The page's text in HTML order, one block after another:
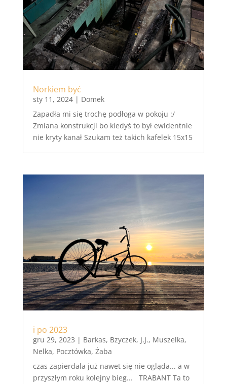
Norkiem być
sty 11, 2024| Domek
Zapadła mi się trochę podłoga w pokoju :/
Zmiana konstrukcji bo kiedyś to był ewidentnie
nie kryty kanał Szukam też takich kafelek 15x15
i po 2023
gru 29, 2023 | Barkas, Bzyczek, J.J., Muszelka,
Nelka, Pocztówka, Żaba
czas zapierdala już nawet się nie ogląda... a w
przyszłym roku kolejny bieg... TRABANT Ta to